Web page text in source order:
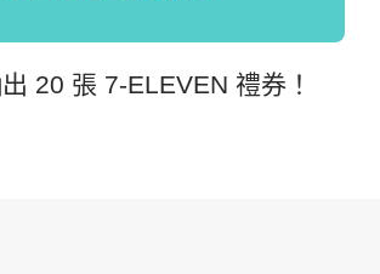
20 張 7-ELEVEN 禮券！